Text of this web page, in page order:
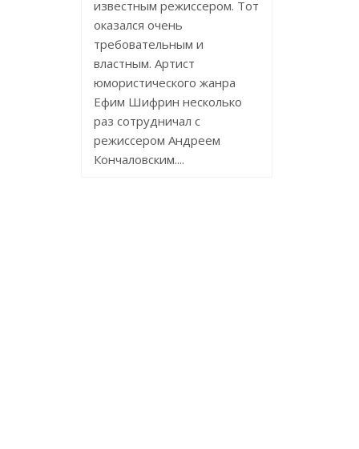
известным режиссером. Тот
оказался очень
требовательным и
властным. Артист
юмористического жанра
Ефим Шифрин несколько
раз сотрудничал с
режиссером Андреем
Кончаловским....